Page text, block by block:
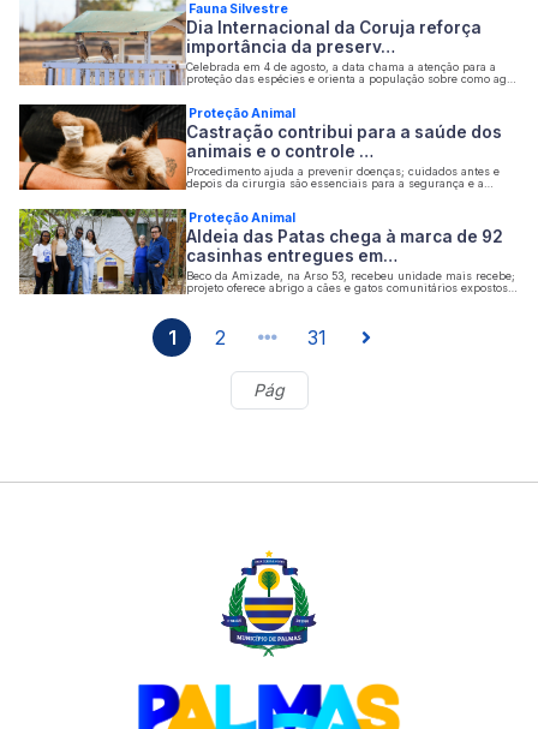
Fauna Silvestre
Dia Internacional da Coruja reforça
importância da preserv…
Celebrada em 4 de agosto, a data chama a atenção para a
proteção das espécies e orienta a população sobre como agir
Proteção Animal
Castração contribui para a saúde dos
animais e o controle …
Procedimento ajuda a prevenir doenças; cuidados antes e
depois da cirurgia são essenciais para a segurança e a
Proteção Animal
Aldeia das Patas chega à marca de 92
casinhas entregues em…
Beco da Amizade, na Arso 53, recebeu unidade mais recebe;
projeto oferece abrigo a cães e gatos comunitários expostos à
1 2 31